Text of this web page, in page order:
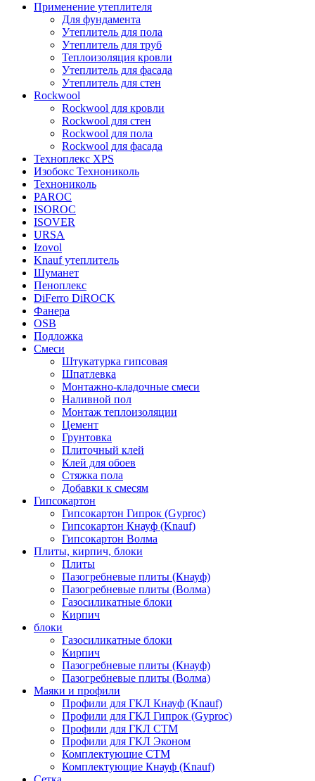
Применение утеплителя
Для фундамента
Утеплитель для пола
Утеплитель для труб
Теплоизоляция кровли
Утеплитель для фасада
Утеплитель для стен
Rockwool
Rockwool для кровли
Rockwool для стен
Rockwool для пола
Rockwool для фасада
Техноплекс XPS
Изобокс Технониколь
Технониколь
PAROC
ISOROC
ISOVER
URSA
Izovol
Knauf утеплитель
Шуманет
Пеноплекс
DiFerro DiROCK
Фанера
OSB
Подложка
Смеси
Штукатурка гипсовая
Шпатлевка
Монтажно-кладочные смеси
Наливной пол
Монтаж теплоизоляции
Цемент
Грунтовка
Плиточный клей
Клей для обоев
Стяжка пола
Добавки к смесям
Гипсокартон
Гипсокартон Гипрок (Gyproc)
Гипсокартон Кнауф (Knauf)
Гипсокартон Волма
Плиты, кирпич, блоки
Плиты
Пазогребневые плиты (Кнауф)
Пазогребневые плиты (Волма)
Газосиликатные блоки
Кирпич
блоки
Газосиликатные блоки
Кирпич
Пазогребневые плиты (Кнауф)
Пазогребневые плиты (Волма)
Маяки и профили
Профили для ГКЛ Кнауф (Knauf)
Профили для ГКЛ Гипрок (Gyproc)
Профили для ГКЛ СТМ
Профили для ГКЛ Эконом
Комплектующие СТМ
Комплектующие Кнауф (Knauf)